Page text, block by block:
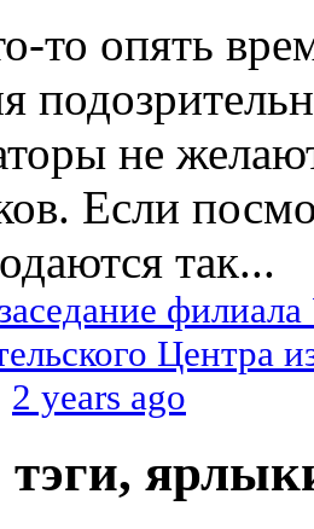
то опять
не
Если
так...
Центра
2 years ago